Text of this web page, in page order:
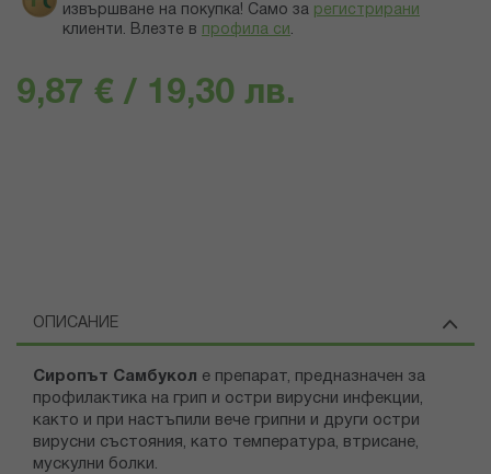
извършване на покупка! Само за регистрирани
клиенти. Влезте в профила си .
9,87 € / 19,30 лв.
ОПИСАНИЕ
Сиропът Самбукол е препарат, предназначен за
профилактика на грип и остри вирусни инфекции,
както и при настъпили вече грипни и други остри
вирусни състояния, като температура, втрисане,
мускулни болки.